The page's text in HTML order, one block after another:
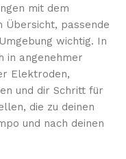
mit dem
passende
wichtig. In
in angenehmer
Elektroden,
und dir Schritt für
die zu deinen
und nach deinen